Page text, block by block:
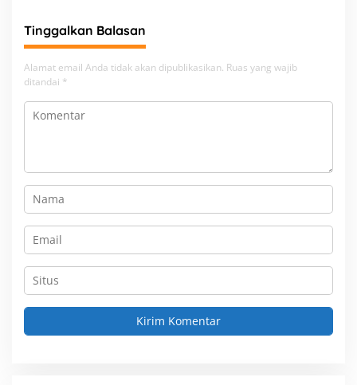
Tinggalkan Balasan
Alamat email Anda tidak akan dipublikasikan. Ruas yang wajib
ditandai *